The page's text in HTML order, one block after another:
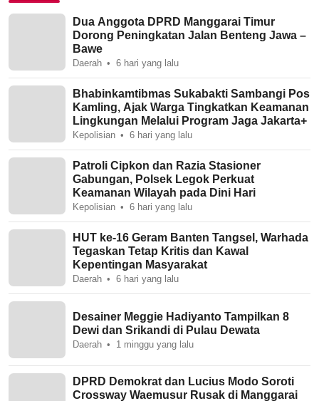
Dua Anggota DPRD Manggarai Timur
Dorong Peningkatan Jalan Benteng Jawa –
Bawe
Daerah 6 hari yang lalu
Bhabinkamtibmas Sukabakti Sambangi Pos
Kamling, Ajak Warga Tingkatkan Keamanan
Lingkungan Melalui Program Jaga Jakarta+
Kepolisian 6 hari yang lalu
Patroli Cipkon dan Razia Stasioner
Gabungan, Polsek Legok Perkuat
Keamanan Wilayah pada Dini Hari
Kepolisian 6 hari yang lalu
HUT ke-16 Geram Banten Tangsel, Warhada
Tegaskan Tetap Kritis dan Kawal
Kepentingan Masyarakat
Daerah 6 hari yang lalu
Desainer Meggie Hadiyanto Tampilkan 8
Dewi dan Srikandi di Pulau Dewata
Daerah 1 minggu yang lalu
DPRD Demokrat dan Lucius Modo Soroti
Crossway Waemusur Rusak di Manggarai